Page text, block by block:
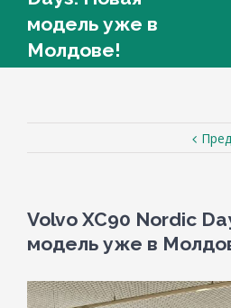
модель уже в
Молдове!
Volvo XC90 Nordic
модель уже в
View